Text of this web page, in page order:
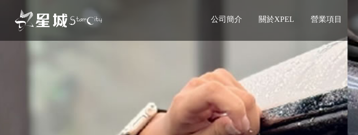
公司簡介 關於XPEL 營業項目